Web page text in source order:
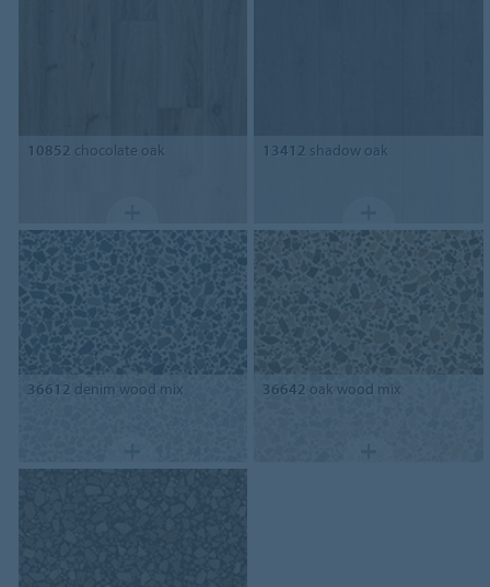
10852 chocolate oak 13412 shadow oak
36612 denim wood mix 36642 oak wood mix